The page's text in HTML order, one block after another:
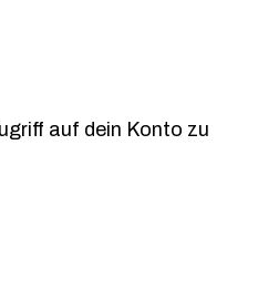
auf dein Konto zu